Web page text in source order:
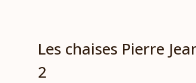
Les chaises Pierre
2